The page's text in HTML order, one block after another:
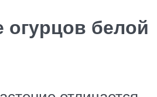
огурцов белой